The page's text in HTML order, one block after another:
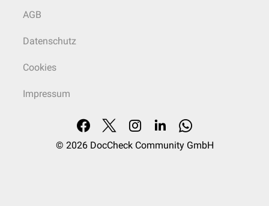
AGB
Datenschutz
Cookies
Impressum
© 2026 DocCheck Community GmbH